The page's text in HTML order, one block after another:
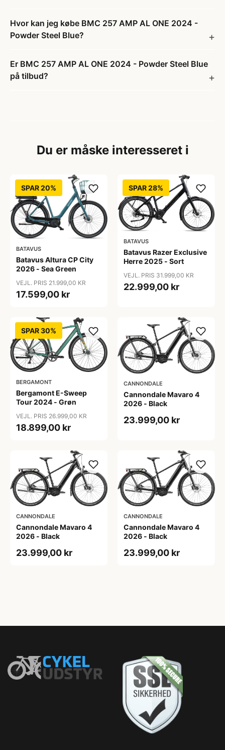
Hvor kan jeg købe BMC 257 AMP AL ONE 2024 -
Powder Steel Blue?
Er BMC 257 AMP AL ONE 2024 - Powder Steel Blue
på tilbud?
Du er måske interesseret i
SPAR 20%
BATAVUS
Batavus Altura CP City
2026 - Sea Green
VEJL. PRIS 21.999,00 KR
17.599,00 kr
SPAR 28%
BATAVUS
Batavus Razer Exclusive
Herre 2025 - Sort
VEJL. PRIS 31.999,00 KR
22.999,00 kr
SPAR 30%
BERGAMONT
Bergamont E-Sweep
Tour 2024 - Grøn
VEJL. PRIS 26.999,00 KR
18.899,00 kr
CANNONDALE
Cannondale Mavaro 4
2026 - Black
23.999,00 kr
CANNONDALE
Cannondale Mavaro 4
2026 - Black
23.999,00 kr
CANNONDALE
Cannondale Mavaro 4
2026 - Black
23.999,00 kr